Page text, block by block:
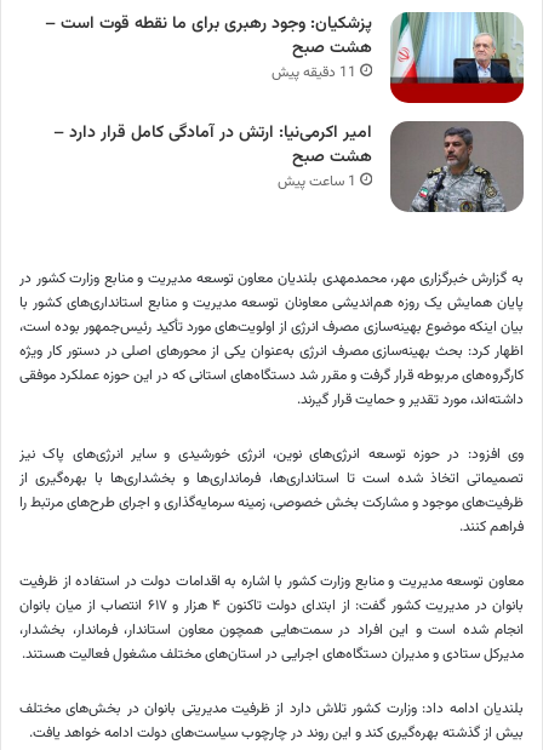
پزشکیان: وجود رهبری برای ما نقطه قوت است –
هشت صبح
11 دقیقه پیش
امیر اکرمی‌نیا: ارتش در آمادگی کامل قرار دارد –
هشت صبح
1 ساعت پیش
به گزارش خبرگزاری مهر، محمدمهدی بلندیان معاون توسعه مدیریت و منابع وزارت کشور در
پایان همایش یک روزه هم‌اندیشی معاونان توسعه مدیریت و منابع استانداری‌های کشور با
بیان اینکه موضوع بهینه‌سازی مصرف انرژی از اولویت‌های مورد تأکید رئیس‌جمهور بوده است،
اظهار کرد: بحث بهینه‌سازی مصرف انرژی به‌عنوان یکی از محورهای اصلی در دستور کار ویژه
کارگروه‌های مربوطه قرار گرفت و مقرر شد دستگاه‌های استانی که در این حوزه عملکرد موفقی
داشته‌اند، مورد تقدیر و حمایت قرار گیرند.
وی افزود: در حوزه توسعه انرژی‌های نوین، انرژی خورشیدی و سایر انرژی‌های پاک نیز
تصمیماتی اتخاذ شده است تا استانداری‌ها، فرمانداری‌ها و بخشداری‌ها با بهره‌گیری از
ظرفیت‌های موجود و مشارکت بخش خصوصی، زمینه سرمایه‌گذاری و اجرای طرح‌های مرتبط را
فراهم کنند.
معاون توسعه مدیریت و منابع وزارت کشور با اشاره به اقدامات دولت در استفاده از ظرفیت
بانوان در مدیریت کشور گفت: از ابتدای دولت تاکنون ۴ هزار و ۶۱۷ انتصاب از میان بانوان
انجام شده است و این افراد در سمت‌هایی همچون معاون استاندار، فرماندار، بخشدار،
مدیرکل ستادی و مدیران دستگاه‌های اجرایی در استان‌های مختلف مشغول فعالیت هستند.
بلندیان ادامه داد: وزارت کشور تلاش دارد از ظرفیت مدیریتی بانوان در بخش‌های مختلف
بیش از گذشته بهره‌گیری کند و این روند در چارچوب سیاست‌های دولت ادامه خواهد یافت.